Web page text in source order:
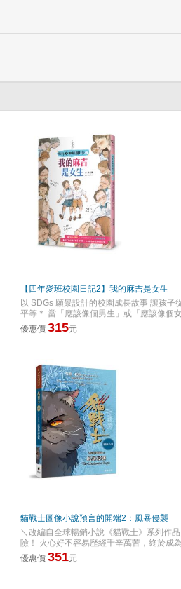
【四年愛班校園日記2】我的麻吉是女生
以 SDGs 願景設計的校園成長故事 讓孩子
平等＊ 當「應該像個男生」或「應該像個
中上的男孩； 楊立林，短髮俐落、動作敏
楊立林常因外表被誤認成男生。 她進女廁
疑， 慢慢學會尊重、理解，甚至守護朋友
籤，你是否有勇氣撕下來？ 《我的麻吉是
度與習慣之外，為公平與尊重發聲。 ◆本
閱讀，搭配性別教育、品格教育與SDGs
變力量。本系列讀本，首創以聯合國「
際議題轉化為孩子身邊的真實情境：霸凌
中，看見多元，學習尊重。 1. 最貼近孩
容易共鳴的人際與成長困境。讓孩子在故
伴 結合108課綱素養教育精神，適合國小
合親子共讀，成為打開家庭對話的起點。
順序： 1. 被霸凌者與霸凌者（=SDGs16
正常生的相處（=SDGs4 優質教育） 4.
優惠價 315元
貓戰士圖像小說預言的開端2：風暴侵襲
＼改編自全球暢銷小說《貓戰士》系列作
險！ 火心好不容易歷經千辛萬苦，終於成
友灰紋違背戰士守則與河族戰士銀流相愛
計，火心嘗試探詢雷族前副族長紅尾的死
優惠價 351元